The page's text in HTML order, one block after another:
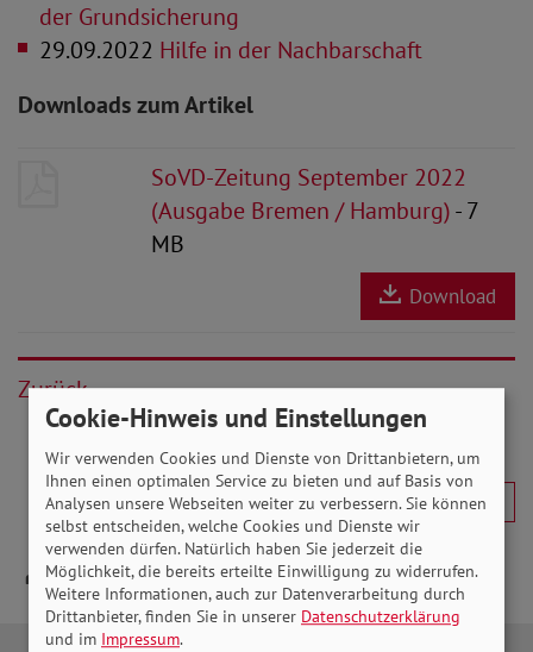
der Grundsicherung
29.09.2022 Hilfe in der Nachbarschaft
Downloads zum Artikel
SoVD-Zeitung September 2022
(Ausgabe Bremen / Hamburg)- 7
MB
Download
Zurück
Cookie-Hinweis und Einstellungen
Wir verwenden Cookies und Dienste von Drittanbietern, um
Ihnen einen optimalen Service zu bieten und auf Basis von
Analysen unsere Webseiten weiter zu verbessern. Sie können
selbst entscheiden, welche Cookies und Dienste wir
verwenden dürfen. Natürlich haben Sie jederzeit die
Möglichkeit, die bereits erteilte Einwilligung zu widerrufen.
Weitere Informationen, auch zur Datenverarbeitung durch
Drittanbieter, finden Sie in unserer Datenschutzerklärung
und im Impressum.